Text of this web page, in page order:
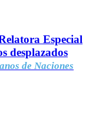
Especial
desplazados
de Naciones